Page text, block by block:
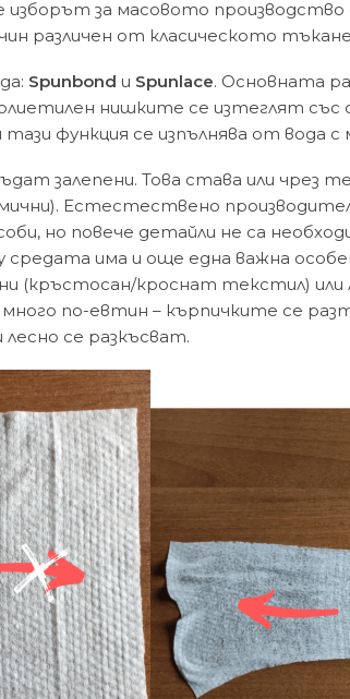
изборът за масовото производство
различен от класическото
Spunbond и Spunlace. Основната
нишките се изтеглят със
функция се изпълнява от вода с
залепени. Това става или чрез
Естестествено
но повече детайли не са
има и още една важна
(кръстосан/кроснат текстил) или
по-евтин – кърпичките се
се разкъсват.